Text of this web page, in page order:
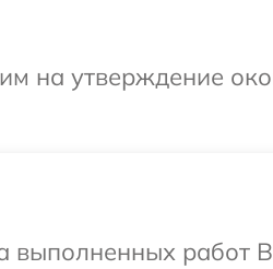
на утверждение
работ